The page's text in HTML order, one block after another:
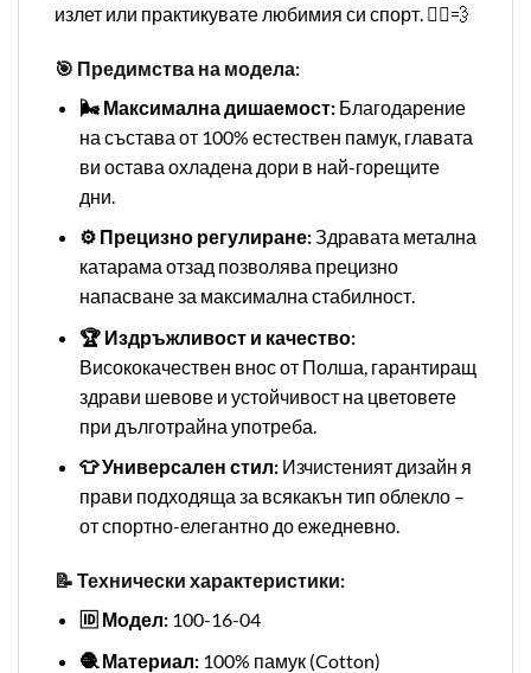
излет или практикувате любимия си спорт. 🏃‍♂️💨
🎯 Предимства на модела:
🌬️ Максимална дишаемост:Благодарение
на състава от 100% естествен памук, главата
ви остава охладена дори в най-горещите
дни.
⚙️ Прецизно регулиране:Здравата метална
катарама отзад позволява прецизно
напасване за максимална стабилност.
🏆 Издръжливост и качество:
Висококачествен внос от Полша, гарантиращ
здрави шевове и устойчивост на цветовете
при дълготрайна употреба.
👕 Универсален стил:Изчистеният дизайн я
прави подходяща за всякакън тип облекло –
от спортно-елегантно до ежедневно.
📝 Технически характеристики:
🆔 Модел:100-16-04
🧶 Материал:100% памук (Cotton)